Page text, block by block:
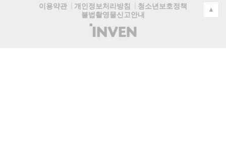
이용약관
개인정보처리방침
청소년보호정책
불법촬영물신고안내
(주)
인
▲